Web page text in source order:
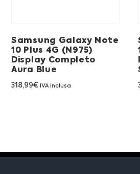
Samsung Galaxy Note
10 Plus 4G (N975)
Display Completo
Aura Blue
318,99€ IVA inclusa